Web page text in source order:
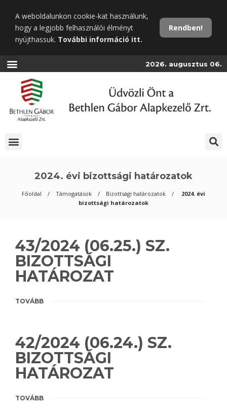
tartalomra
A weboldalunkon cookie-kat használunk,
hogy a legjobb felhasználói élményt
nyújthassuk. További információ itt.
Rendben!
2026. augusztus 06.
2024. évi bizottsági határozatok
Főoldal Támogatások Bizottsági határozatok
2024. évi
bizottsági határozatok
43/2024 (06.25.) SZ.
BIZOTTSÁGI
HATÁROZAT
TOVÁBB
42/2024 (06.24.) SZ.
BIZOTTSÁGI
HATÁROZAT
TOVÁBB